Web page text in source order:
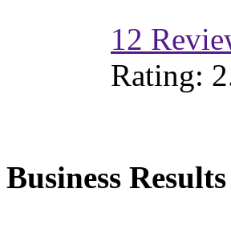
12
Rating:
Business Results